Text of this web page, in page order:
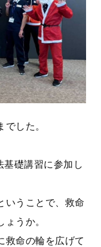
した。
礎講習に参加し
いうことで、救命
うか。
救命の輪を広げて